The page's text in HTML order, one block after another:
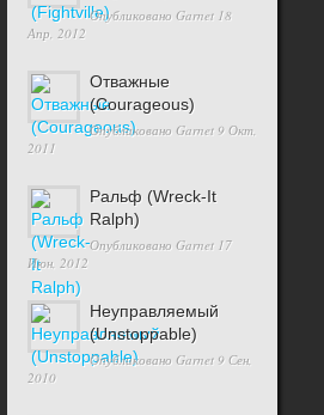
Опубликовано Garnet18
Апр, 2012
Отважные
(Courageous)
Опубликовано Garnet9 Окт,
2011
Ральф (Wreck-It
Ralph)
Опубликовано Garnet17
Июн, 2012
Неуправляемый
(Unstoppable)
Опубликовано Garnet9 Сен,
2010